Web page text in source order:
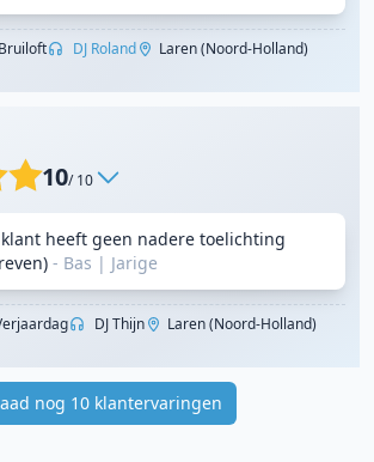
Bruiloft DJ Roland
Laren (Noord-Holland)
10/ 10
heeft geen nadere toelichting
- Bas | Jarige
DJ Thijn
Laren (Noord-Holland)
nog 10 klantervaringen